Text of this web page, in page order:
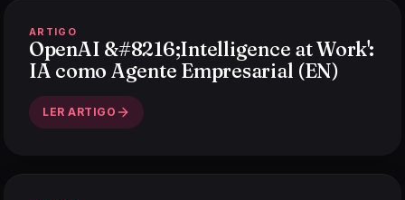
ARTIGO
OpenAI &#8216;Intelligence at Work':
IA como Agente Empresarial (EN)
LER ARTIGO